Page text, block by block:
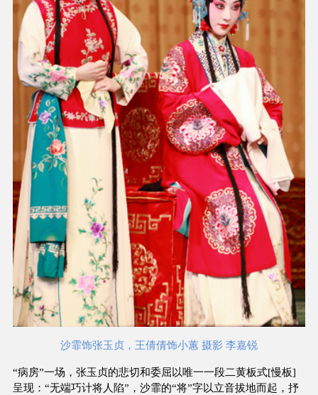
沙霏饰张玉贞，王倩倩饰小蕙 摄影 李嘉锐
“病房”一场，张玉贞的悲切和委屈以唯一一段二黄板式[慢板]
呈现：“无端巧计将人陷”，沙霏的“将”字以立音拔地而起，抒